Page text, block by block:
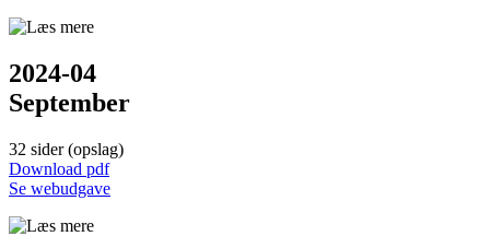
2024-04
September
32 sider (opslag)
Down­load pdf
Se web­udgave